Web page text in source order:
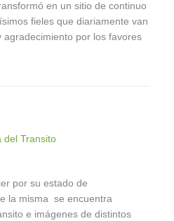
en un sitio de continuo
fieles que diariamente van
por los favores
del Transito
por su estado de
la misma se encuentra
e imágenes de distintos